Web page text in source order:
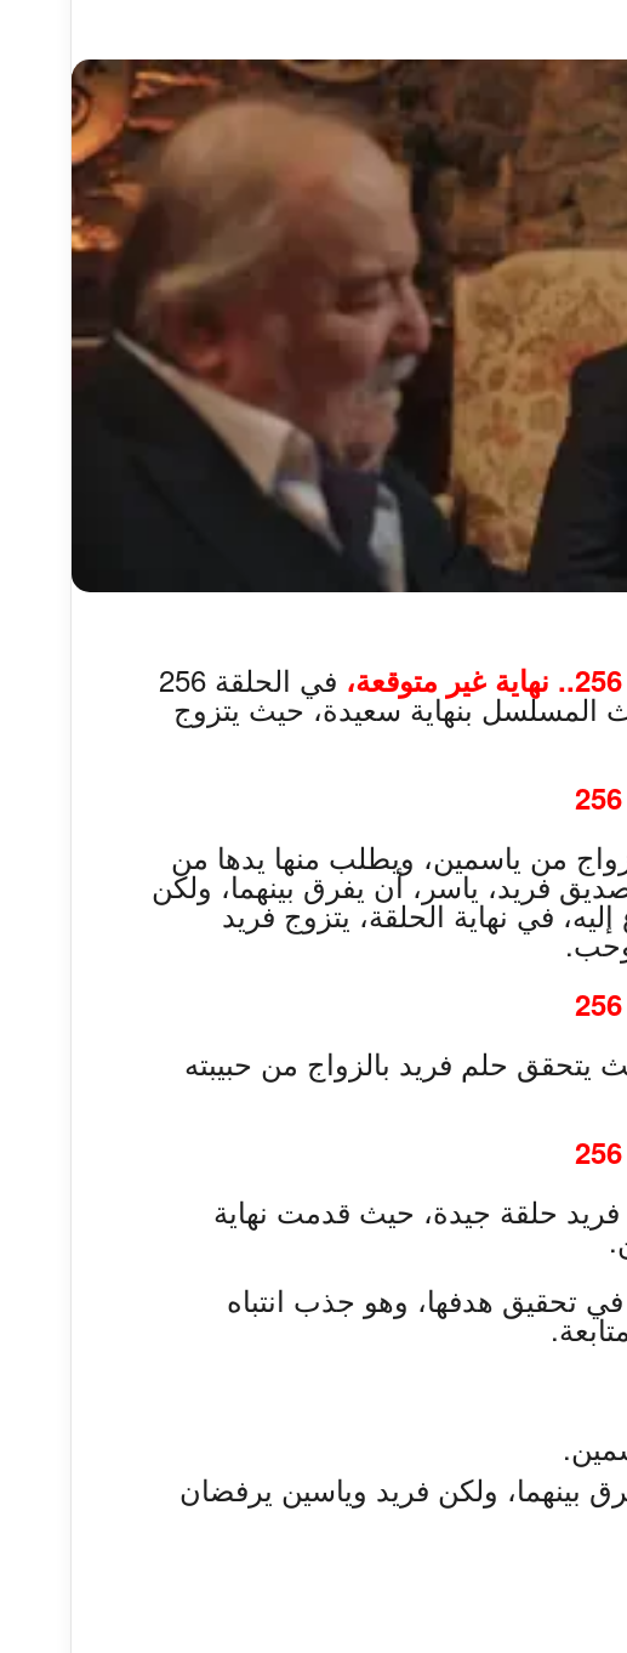
في الحلقة 256
المسلسل بنهاية سعيدة، حيث يتزوج
من ياسمين، ويطلب منها يدها من
فريد، ياسر، أن يفرق بينهما، ولكن
في نهاية الحلقة، يتزوج فريد
يتحقق حلم فريد بالزواج من حبيبته
من مسلسل فريد حلقة جيدة، حيث قدمت نهاية
تحقيق هدفها، وهو جذب انتباه
بينهما، ولكن فريد وياسين يرفضان